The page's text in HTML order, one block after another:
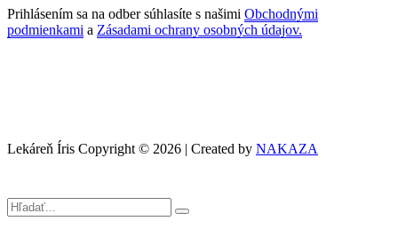
Prihlásením sa na odber súhlasíte s našimi Obchodnými
podmienkami a Zásadami ochrany osobných údajov.
Lekáreň Íris Copyright © 2026 | Created by NAKAZA